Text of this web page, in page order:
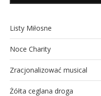
Listy Miłosne
Noce Charity
Zracjonalizować musical
Żółta ceglana droga